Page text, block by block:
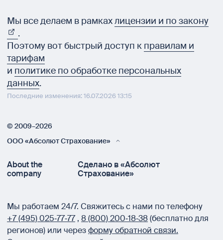
Мы все делаем в рамкахлицензии и по закону
.
Поэтому вот быстрый доступ к правилам и
тарифам
и политике по обработке персональных
данных.
Последние изменения: 16.07.2026 13:15
© 2009–2026
ООО «Абсолют Страхование»
About the
company
Сделано в «Абсолют
Страхование»
Мы работаем 24/7. Свяжитесь с нами по телефону
+7 (495) 025‑77‑77 , 8 (800) 200‑18‑38(бесплатно для
регионов) или черезформу обратной связи.